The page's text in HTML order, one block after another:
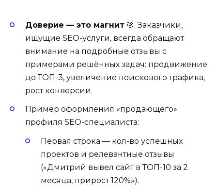
Доверие — это магнит 🎯. Заказчики,
ищущие SEO-услуги, всегда обращают
внимание на подробные отзывы с
примерами решённых задач: продвижение
до ТОП-3, увеличение поискового трафика,
рост конверсии.
Пример оформления «продающего»
профиля SEO-специалиста:
Первая строка — кол-во успешных
проектов и релевантные отзывы
(«Дмитрий вывел сайт в ТОП-10 за 2
месяца, прирост 120%»).